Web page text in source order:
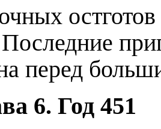
остготов
перед
6. Год 451